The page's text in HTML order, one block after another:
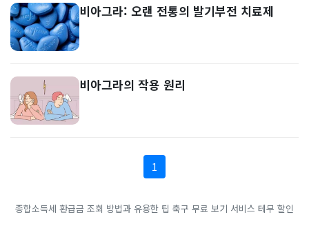
비아그라: 오랜 전통의 발기부전 치료제
비아그라의 작용 원리
1
종합소득세 환급금 조회 방법과 유용한 팁 축구 무료 보기 서비스 테무 할인